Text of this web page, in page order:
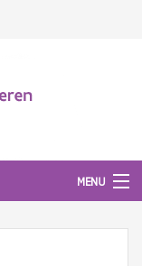
MENU